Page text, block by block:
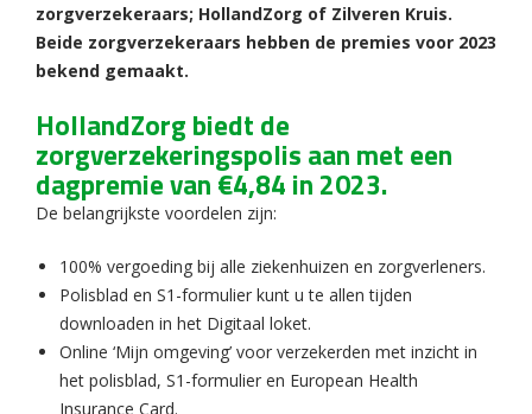
zorgverzekeraars; HollandZorg of Zilveren Kruis.
Beide zorgverzekeraars hebben de premies voor 2023
bekend gemaakt.
HollandZorg biedt de
zorgverzekeringspolis aan met een
dagpremie van €4,84 in 2023.
De belangrijkste voordelen zijn:
100% vergoeding bij alle ziekenhuizen en zorgverleners.
Polisblad en S1-formulier kunt u te allen tijden
downloaden in het Digitaal loket.
Online ‘Mijn omgeving’ voor verzekerden met inzicht in
het polisblad, S1-formulier en European Health
Insurance Card.